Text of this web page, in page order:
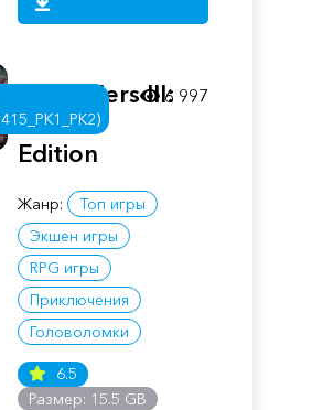
Darksiders III:
Deluxe
Edition
Жанр:
Топ игры
Экшен игры
RPG игры
Приключения
Головоломки
6.5
Размер: 15.5 GB
6 997